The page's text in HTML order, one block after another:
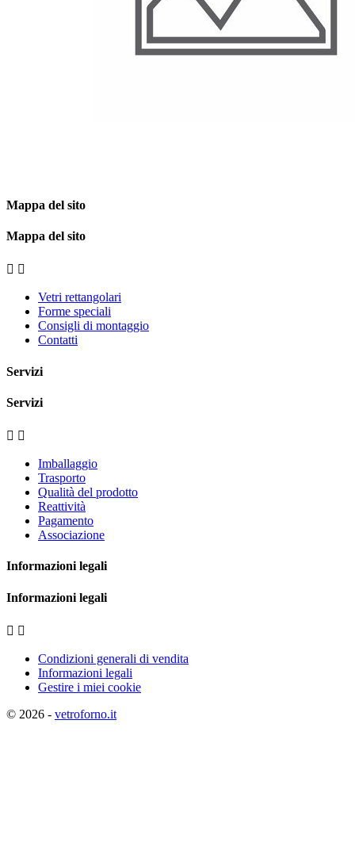
Mappa del sito
Mappa del sito
 
Vetri rettangolari
Forme speciali
Consigli di montaggio
Contatti
Servizi
Servizi
 
Imballaggio
Trasporto
Qualità del prodotto
Reattività
Pagamento
Associazione
Informazioni legali
Informazioni legali
 
Condizioni generali di vendita
Informazioni legali
Gestire i miei cookie
© 2026 - vetroforno.it